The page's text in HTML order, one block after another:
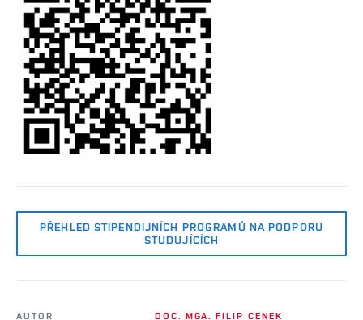
PŘEHLED STIPENDIJNÍCH PROGRAMŮ NA PODPORU
STUDUJÍCÍCH
AUTOR
DOC. MGA. FILIP CENEK